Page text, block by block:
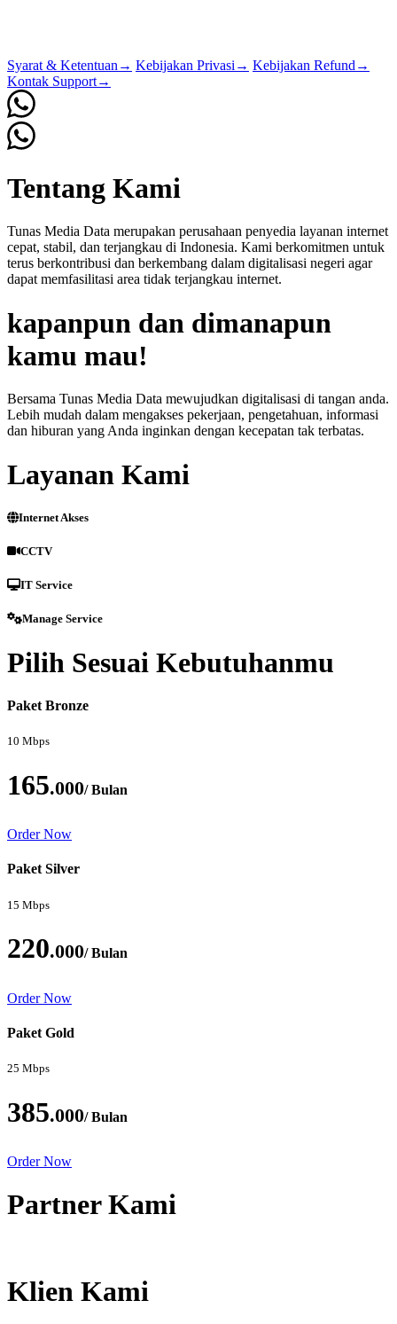
Syarat & Ketentuan → Kebijakan Privasi → Kebijakan Refund →
Kontak Support→
Tentang Kami
Tunas Media Data merupakan perusahaan penyedia layanan internet
cepat, stabil, dan terjangkau di Indonesia. Kami berkomitmen untuk
terus berkontribusi dan berkembang dalam digitalisasi negeri agar
dapat memfasilitasi area tidak terjangkau internet.
kapanpun dan dimanapun
kamu mau!
Bersama Tunas Media Data mewujudkan digitalisasi di tangan anda.
Lebih mudah dalam mengakses pekerjaan, pengetahuan, informasi
dan hiburan yang Anda inginkan dengan kecepatan tak terbatas.
Layanan Kami
Internet Akses
CCTV
IT Service
Manage Service
Pilih Sesuai Kebutuhanmu
Paket Bronze
10 Mbps
165.000/ Bulan
Order Now
Paket Silver
15 Mbps
220.000/ Bulan
Order Now
Paket Gold
25 Mbps
385.000/ Bulan
Order Now
Partner Kami
Klien Kami